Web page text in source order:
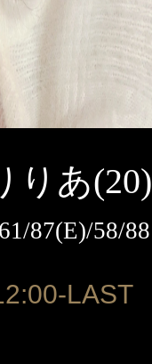
りあ(20)
87(E)/58/88
LAST